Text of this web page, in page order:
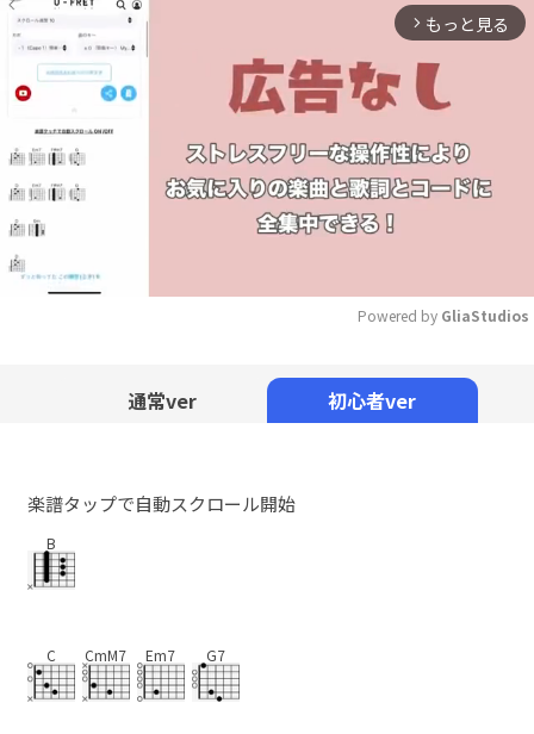
arrow_forward_ios もっと見る
Powered by GliaStudios
通常ver 初心者ver
楽譜タップで自動スクロール開始
B
C CmM7 Em7 G7